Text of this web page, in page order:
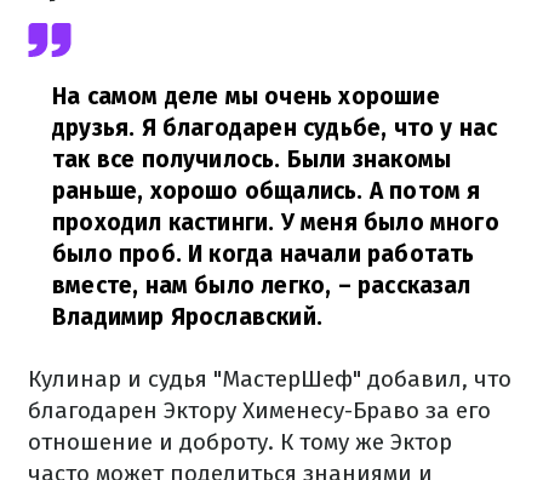
На самом деле мы очень хорошие
друзья. Я благодарен судьбе, что у нас
так все получилось. Были знакомы
раньше, хорошо общались. А потом я
проходил кастинги. У меня было много
было проб. И когда начали работать
вместе, нам было легко, – рассказал
Владимир Ярославский.
Кулинар и судья "МастерШеф" добавил, что
благодарен Эктору Хименесу-Браво за его
отношение и доброту. К тому же Эктор
часто может поделиться знаниями и